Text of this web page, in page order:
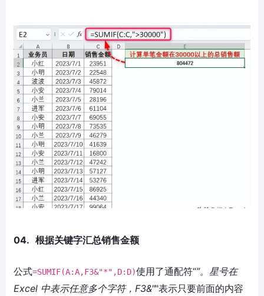
04. 根据关键字汇总销售金额
公式=SUMIF(A:A,F3&"*",D:D)使用了通配符“”。星号在
Excel 中表示任意多个字符，F3&""表示只要前面的内容